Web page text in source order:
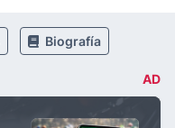
Biografía
AD